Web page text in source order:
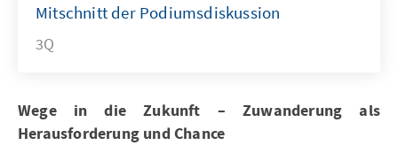
Mitschnitt der Podiumsdiskussion
3Q
Wege in die Zukunft – Zuwanderung als
Herausforderung und Chance